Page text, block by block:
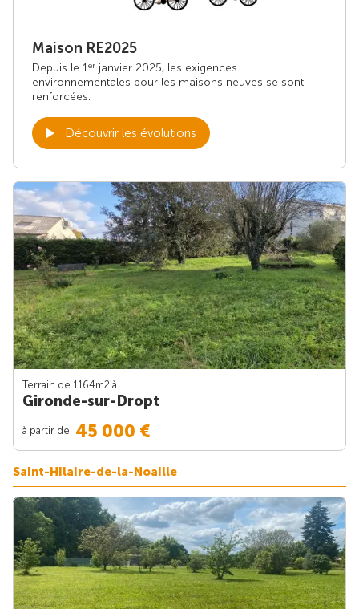
Maison RE2025
Depuis le 1er janvier 2025, les exigences
environnementales pour les maisons neuves se sont
renforcées.
Découvrir les évolutions
Terrain de 1164m2 à
Gironde-sur-Dropt
à partir de 45 000 €
Saint-Hilaire-de-la-Noaille